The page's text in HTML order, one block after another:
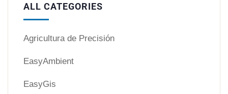
ALL CATEGORIES
Agricultura de Precisión
EasyAmbient
EasyGis